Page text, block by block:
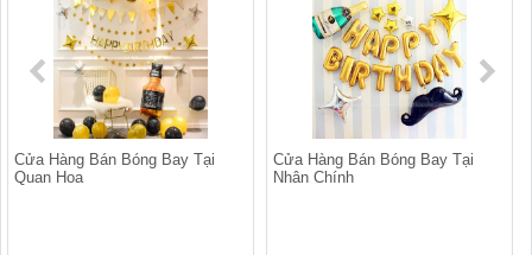
Cửa Hàng Bán Bóng Bay Tại
Quan Hoa
Cửa Hàng Bán Bóng Bay Tại
Nhân Chính